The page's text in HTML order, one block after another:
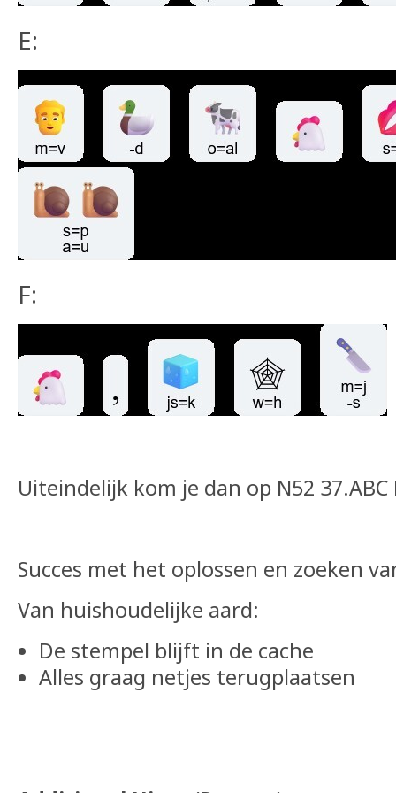
E:
F:
Uiteindelijk kom je dan op N52 37.ABC
Succes met het oplossen en zoeken
Van huishoudelijke aard:
De stempel blijft in de cache
Alles graag netjes terugplaatsen